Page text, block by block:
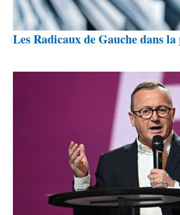
Les Radicaux de Gauche dans la